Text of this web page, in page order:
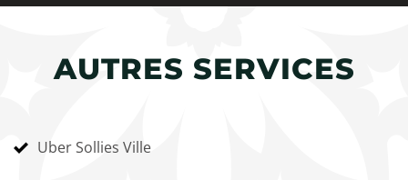
AUTRES SERVICES
Uber Sollies Ville